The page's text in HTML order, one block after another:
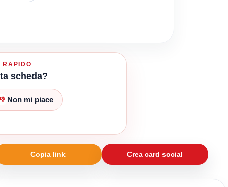
scheda?
👎 Non mi piace
Copia link Crea card social